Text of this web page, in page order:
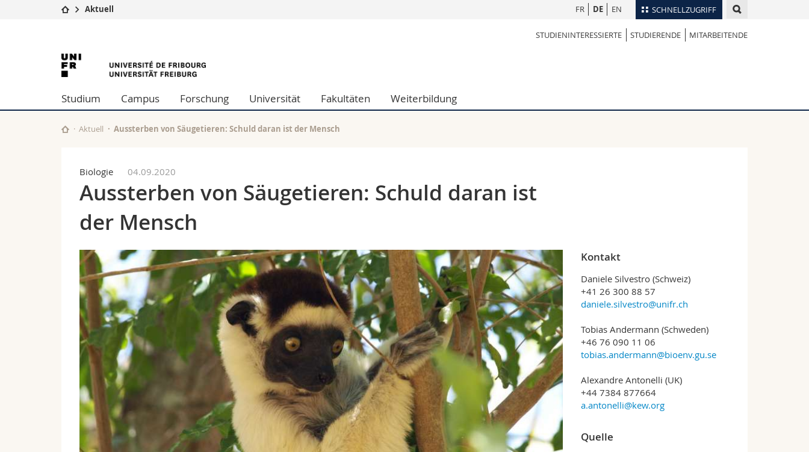
SCHNELLZUGRIFF
Studium
Campus
Universität
Weiterbildung
Theologische Fak.
Philosophische Fak.
Fak. für Erziehungs- und Bildungswissenschaften
Math.-Nat. und Med. Fak.
Mitarbeitende
Personenverzeichnis
Vorlesungsverzeichnis
FR DE EN
Aktuell
STUDIENINTERESSIERTE STUDIERENDE MITARBEITENDE
University
of
Fribourg
Studium Campus Forschung Universität Fakultäten Weiterbildung
Aktuell Aussterben von Säugetieren: Schuld daran ist der Mensch
Biologie 04.09.2020
Aussterben von Säugetieren: Schuld daran ist
der Mensch
Kontakt
Daniele Silvestro (Schweiz)
+41 26 300 88 57
daniele.silvestro@unifr.ch
Tobias Andermann (Schweden)
+46 76 090 11 06
tobias.andermann@bioenv.gu.se
Alexandre Antonelli (UK)
+44 7384 877664
a.antonelli@kew.org
Quelle